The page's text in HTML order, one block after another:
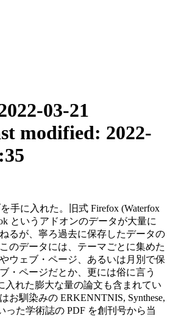
03-21
modified: 2022-
手に入れた。旧式 Firefox (Waterfox
というアドオンのデータが大量に
るが、寧ろ過去に保存したデータの
のデータには、テーマごとに集めた
ウェブ・ページ、あるいは月別で保
・ページだとか、更には俗に言う
入れた膨大な量の論文も含まれてい
お馴染みの ERKENNTNIS, Synthese,
った学術誌の PDF を創刊号から当